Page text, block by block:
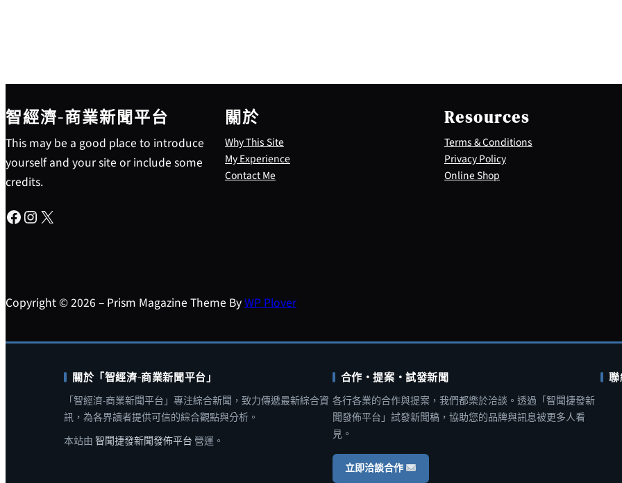
智經濟-商業新聞平台
This may be a good place to introduce
yourself and your site or include some
credits.
Facebook Instagram X
關於
Why This Site
My Experience
Contact Me
Resources
Terms & Conditions
Privacy Policy
Online Shop
Copyright © 2026 – Prism Magazine Theme ByWP Plover
關於「智經濟-商業新聞平台」
「智經濟-商業新聞平台」專注綜合新聞，致力傳遞最新綜合資
訊，為各界讀者提供可信的綜合觀點與分析。
本站由 智聞捷發新聞發佈平台 營運。
合作・提案・試發新聞
各行各業的合作與提案，我們都樂於洽談。透過「智聞捷發新
聞發佈平台」試發新聞稿，協助您的品牌與訊息被更多人看
見。
立即洽談合作